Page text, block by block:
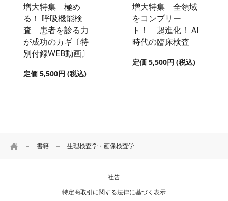
HOME 書籍 生理検査学・画像検査学
増大特集 極め
る！ 呼吸機能検
査 患者を診る力
が成功のカギ〔特
別付録WEB動画〕
定価 5,500円 (税込)
増大特集 全領域
をコンプリー
ト！ 超進化！ AI
時代の臨床検査
定価 5,500円 (税込)
社告
特定商取引に関する法律に基づく表示